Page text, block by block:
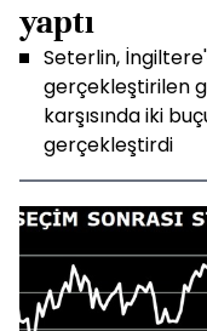
yaptı
Seterlin,
gerçekleştirilen
karşısında iki
gerçekleştirdi